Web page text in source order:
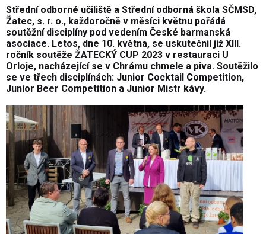
Střední odborné učiliště a Střední odborná škola SČMSD,
Žatec, s. r. o., každoročně v měsíci květnu pořádá
soutěžní disciplíny pod vedením České barmanská
asociace. Letos, dne 10. května, se uskutečnil již XIII.
ročník soutěže ŽATECKÝ CUP 2023 v restauraci U
Orloje, nacházející se v Chrámu chmele a piva. Soutěžilo
se ve třech disciplínách: Junior Cocktail Competition,
Junior Beer Competition a Junior Mistr kávy.